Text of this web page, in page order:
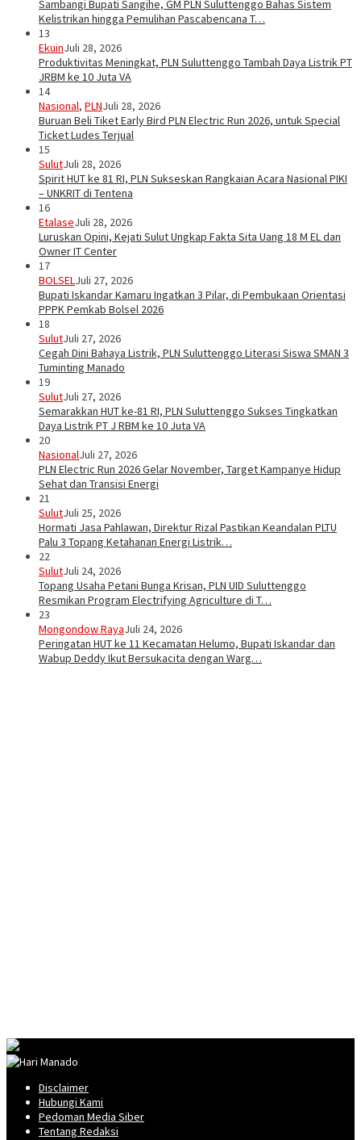
Sambangi Bupati Sangihe, GM PLN Suluttenggo Bahas Sistem
Kelistrikan hingga Pemulihan Pascabencana T…
13
EkuinJuli 28, 2026
Produktivitas Meningkat, PLN Suluttenggo Tambah Daya Listrik PT
JRBM ke 10 Juta VA
14
Nasional, PLNJuli 28, 2026
Buruan Beli Tiket Early Bird PLN Electric Run 2026, untuk Special
Ticket Ludes Terjual
15
SulutJuli 28, 2026
Spirit HUT ke 81 RI, PLN Sukseskan Rangkaian Acara Nasional PIKI
– UNKRIT di Tentena
16
EtalaseJuli 28, 2026
Luruskan Opini, Kejati Sulut Ungkap Fakta Sita Uang 18 M EL dan
Owner IT Center
17
BOLSELJuli 27, 2026
Bupati Iskandar Kamaru Ingatkan 3 Pilar, di Pembukaan Orientasi
PPPK Pemkab Bolsel 2026
18
SulutJuli 27, 2026
Cegah Dini Bahaya Listrik, PLN Suluttenggo Literasi Siswa SMAN 3
Tuminting Manado
19
SulutJuli 27, 2026
Semarakkan HUT ke-81 RI, PLN Suluttenggo Sukses Tingkatkan
Daya Listrik PT J RBM ke 10 Juta VA
20
NasionalJuli 27, 2026
PLN Electric Run 2026 Gelar November, Target Kampanye Hidup
Sehat dan Transisi Energi
21
SulutJuli 25, 2026
Hormati Jasa Pahlawan, Direktur Rizal Pastikan Keandalan PLTU
Palu 3 Topang Ketahanan Energi Listrik…
22
SulutJuli 24, 2026
Topang Usaha Petani Bunga Krisan, PLN UID Suluttenggo
Resmikan Program Electrifying Agriculture di T…
23
Mongondow RayaJuli 24, 2026
Peringatan HUT ke 11 Kecamatan Helumo, Bupati Iskandar dan
Wabup Deddy Ikut Bersukacita dengan Warg…
Disclaimer
Hubungi Kami
Pedoman Media Siber
Tentang Redaksi